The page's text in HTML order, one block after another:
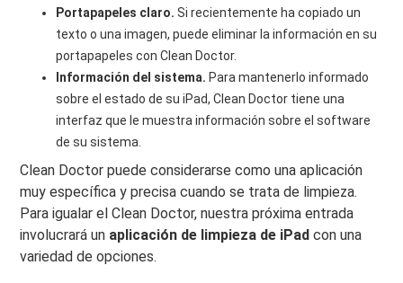
Portapapeles claro.Si recientemente ha copiado un
texto o una imagen, puede eliminar la información en su
portapapeles con Clean Doctor.
Información del sistema. Para mantenerlo informado
sobre el estado de su iPad, Clean Doctor tiene una
interfaz que le muestra información sobre el software
de su sistema.
Clean Doctor puede considerarse como una aplicación
muy específica y precisa cuando se trata de limpieza.
Para igualar el Clean Doctor, nuestra próxima entrada
involucrará un aplicación de limpieza de iPadcon una
variedad de opciones.